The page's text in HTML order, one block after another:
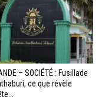
– SOCIÉTÉ : Fusillade
ce que révèle